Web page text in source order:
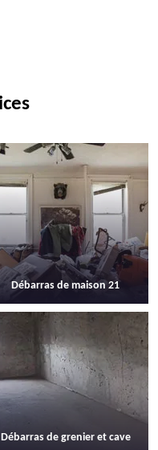
Débarras de maison 21
Débarras de grenier et cave